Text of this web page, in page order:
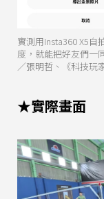
實測用Insta360 X5自
度，就能把好友們一
／張明哲、《科技玩
★實際畫面